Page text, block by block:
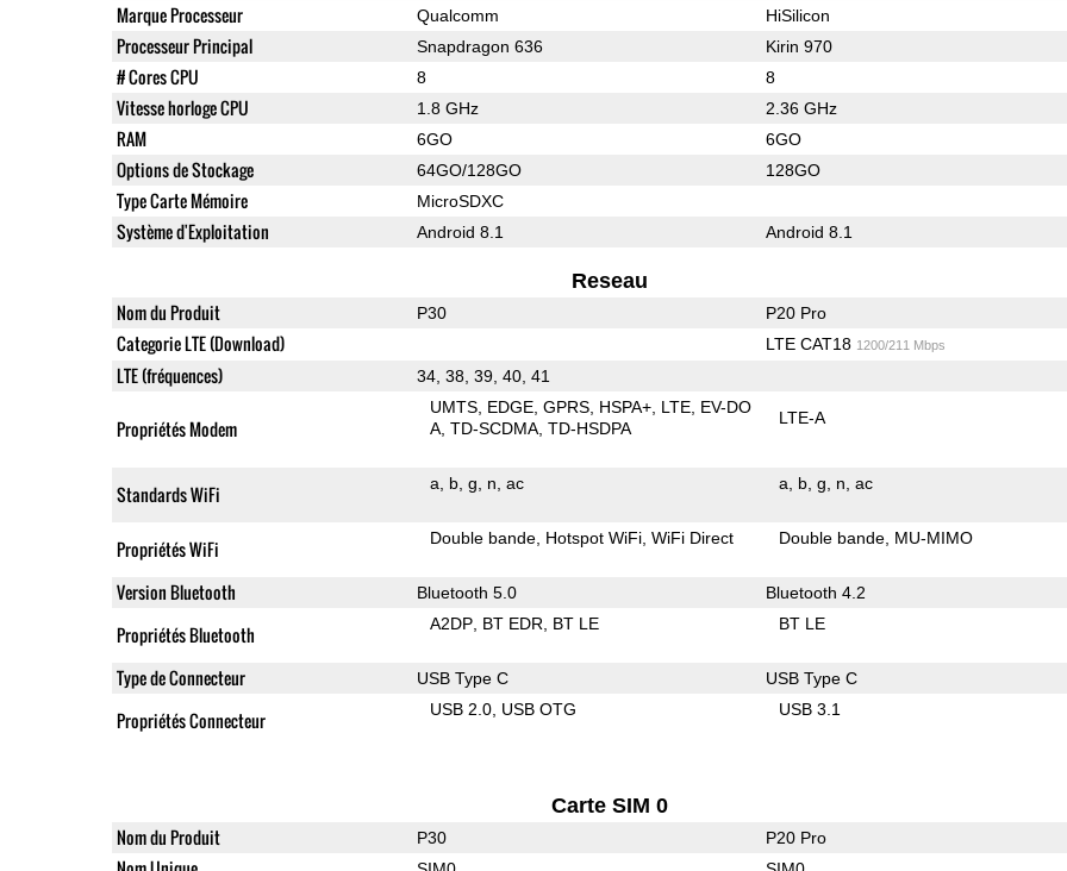
Marque Processeur Qualcomm HiSilicon
Processeur Principal Snapdragon 636 Kirin 970
# Cores CPU 8 8
Vitesse horloge CPU 1.8 GHz 2.36 GHz
RAM 6GO 6GO
Options de Stockage 64GO/128GO 128GO
Type Carte Mémoire MicroSDXC
Système d'Exploitation Android 8.1 Android 8.1
Reseau
Nom du Produit P30 P20 Pro
Categorie LTE (Download) LTE CAT18 1200/211 Mbps
LTE (fréquences) 34, 38, 39, 40, 41
Propriétés Modem
UMTS EDGE GPRS HSPA+ LTE EV-DO
A TD-SCDMA TD-HSDPA
LTE-A
Standards WiFi a b g n ac a b g n ac
Propriétés WiFi Double bande Hotspot WiFi WiFi Direct Double bande MU-MIMO
Version Bluetooth Bluetooth 5.0 Bluetooth 4.2
Propriétés Bluetooth A2DP BT EDR BT LE BT LE
Type de Connecteur USB Type C USB Type C
Propriétés Connecteur USB 2.0 USB OTG USB 3.1
Carte SIM 0
Nom du Produit P30 P20 Pro